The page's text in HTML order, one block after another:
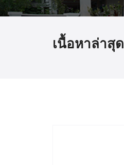
เนื้อหาล่าสุด